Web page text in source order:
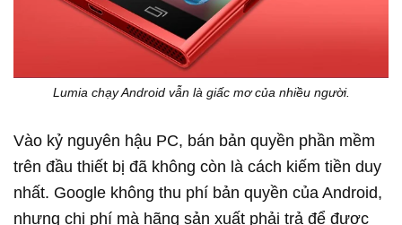
Lumia chạy Android vẫn là giấc mơ của nhiều người.
Vào kỷ nguyên hậu PC, bán bản quyền phần mềm
trên đầu thiết bị đã không còn là cách kiếm tiền duy
nhất. Google không thu phí bản quyền của Android,
nhưng chi phí mà hãng sản xuất phải trả để được